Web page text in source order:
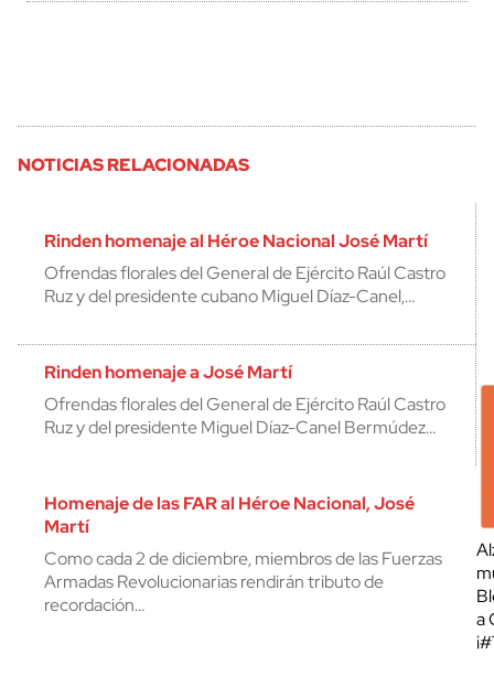
NOTICIAS RELACIONADAS
Rinden homenaje al Héroe Nacional José Martí
Ofrendas florales del General de Ejército Raúl Castro
Ruz y del presidente cubano Miguel Díaz-Canel,…
Rinden homenaje a José Martí
Ofrendas florales del General de Ejército Raúl Castro
Ruz y del presidente Miguel Díaz-Canel Bermúdez…
Homenaje de las FAR al Héroe Nacional, José
Martí
Como cada 2 de diciembre, miembros de las Fuerzas
Armadas Revolucionarias rendirán tributo de
recordación…
a